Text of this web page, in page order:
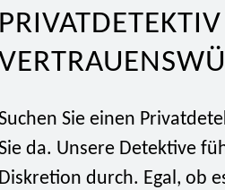
Sie einen
da. Unsere Detektive
Diskretion durch. Egal, ob